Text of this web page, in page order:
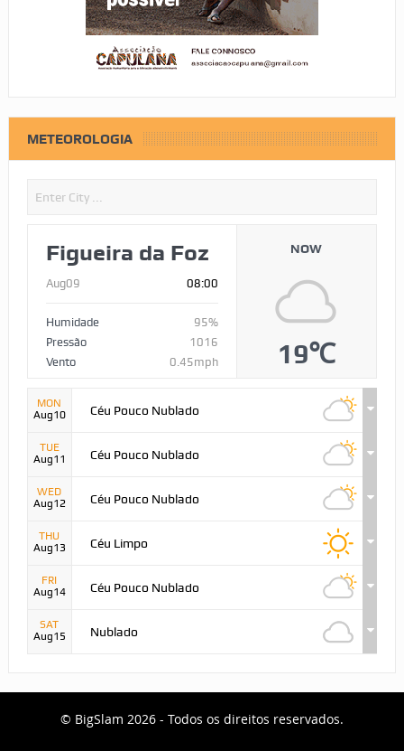
METEOROLOGIA
Figueira da Foz
Aug09 08:00
Humidade
95%
Pressão
1016
Vento
0.45mph
NOW
19℃
MON
Aug10
Céu Pouco Nublado
TUE
Aug11
Céu Pouco Nublado
WED
Aug12
Céu Pouco Nublado
THU
Aug13
Céu Limpo
FRI
Aug14
Céu Pouco Nublado
SAT
Aug15
Nublado
© BigSlam 2026 - Todos os direitos reservados.